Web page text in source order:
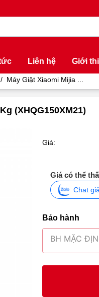
Liên hệ Giới
/ Máy Giặt Xiaomi Mijia ...
(XHQG150XM21)
Giá:
Giá có thể
Chat
Bảo hành
BH MẶC